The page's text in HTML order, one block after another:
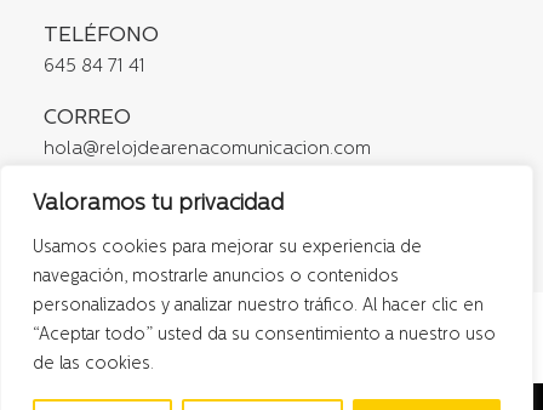
Valoramos tu privacidad
Usamos cookies para mejorar su experiencia de
navegación, mostrarle anuncios o contenidos
personalizados y analizar nuestro tráfico. Al hacer clic en
“Aceptar todo” usted da su consentimiento a nuestro uso
de las cookies.
TELÉFONO
645 84 71 41
CORREO
hola@relojdearenacomunicacion.com
DIRECCIÓN
© 2026 Reloj de Arena Comunicación, SL. Todos los